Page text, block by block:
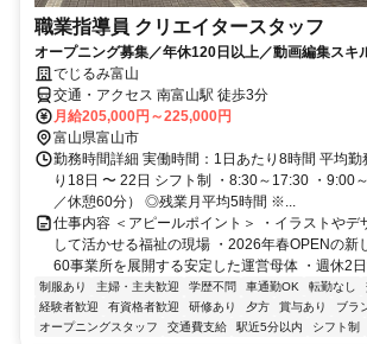
職業指導員 クリエイタースタッフ
オープニング募集／年休120日以上／動画編集スキ
でじるみ富山
交通・アクセス 南富山駅 徒歩3分
月給205,000円～225,000円
富山県富山市
勤務時間詳細 実働時間：1日あたり8時間 平均勤
り18日 〜 22日 シフト制 ・8:30～17:30 ・9:00
／休憩60分） ◎残業月平均5時間 ※...
仕事内容 ＜アピールポイント＞ ・イラストやデ
して活かせる福祉の現場 ・2026年春OPENの新
60事業所を展開する安定した運営母体 ・週休2日
制服あり 主婦・主夫歓迎 学歴不問 車通勤OK 転勤なし
経験者歓迎
有資格者歓迎 研修あり 夕方 賞与あり ブラ
オープニングスタッフ
交通費支給 駅近5分以内 シフト制